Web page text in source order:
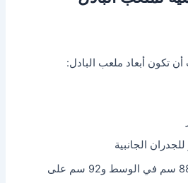
أن تكون أبعاد ملعب البادل:
: 88 سم في الوسط و92 سم على